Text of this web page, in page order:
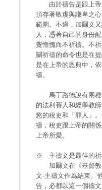
由於禱告是跟上帝
須存著敬虔與謙卑之
範圍。不過，加爾文
人，憑著自己的身份
覺慚愧而不祈禱。不
關祈禱的命令也是在
是在上帝的恩典中，
禱。
馬丁路德說有兩種
的法利賽人和經學教
慾的稅吏和「罪人」
禱，稅吏跟上帝的關
上帝所愛。
※ 主禱文是最佳的祈
加爾文在《基督教
文-主禱文作為結束。
告，必都以這一個禱